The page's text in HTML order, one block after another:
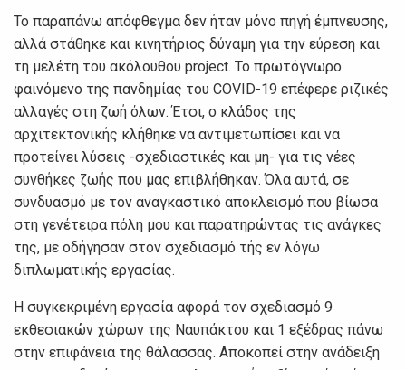
Το παραπάνω απόφθεγμα δεν ήταν μόνο πηγή έμπνευσης,
αλλά στάθηκε και κινητήριος δύναμη για την εύρεση και
τη μελέτη του ακόλουθου project. Το πρωτόγνωρο
φαινόμενο της πανδημίας του COVID-19 επέφερε ριζικές
αλλαγές στη ζωή όλων. Έτσι, ο κλάδος της
αρχιτεκτονικής κλήθηκε να αντιμετωπίσει και να
προτείνει λύσεις -σχεδιαστικές και μη- για τις νέες
συνθήκες ζωής που μας επιβλήθηκαν. Όλα αυτά, σε
συνδυασμό με τον αναγκαστικό αποκλεισμό που βίωσα
στη γενέτειρα πόλη μου και παρατηρώντας τις ανάγκες
της, με οδήγησαν στον σχεδιασμό τής εν λόγω
διπλωματικής εργασίας.
Η συγκεκριμένη εργασία αφορά τον σχεδιασμό 9
εκθεσιακών χώρων της Ναυπάκτου και 1 εξέδρας πάνω
στην επιφάνεια της θάλασσας. Αποκοπεί στην ανάδειξη